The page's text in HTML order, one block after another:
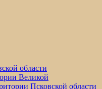
области
Великой
Псковской области